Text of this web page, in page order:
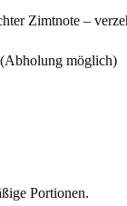
Zimtnote –
möglich)
Portionen.